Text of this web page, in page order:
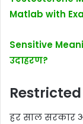
Matlab with
Sensitive
उदाहरण?
हर साल सरकार